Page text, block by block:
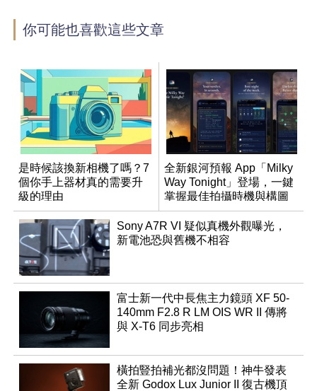
你可能也喜歡這些文章
是時候該換新相機了嗎？7
個你手上器材真的需要升
級的理由
全新銀河預報 App「Milky
Way Tonight」登場，一鍵
掌握最佳拍攝時機與構圖
Sony A7R VI 疑似真機外觀曝光，
新電池恐與舊機不相容
富士新一代中長焦主力鏡頭 XF 50-
140mm F2.8 R LM OIS WR II 傳將
與 X-T6 同步亮相
橫拍豎拍補光都沒問題！神牛發表
全新 Godox Lux Junior II 復古機頂